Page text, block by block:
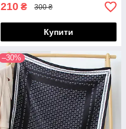
210 ₴ 300 ₴
Купити
–30%